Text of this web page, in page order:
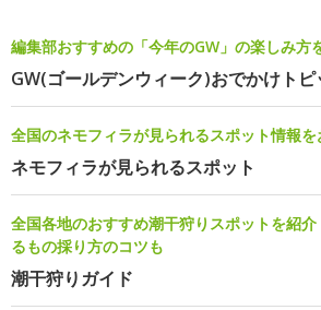
編集部おすすめの「今年のGW」の楽しみ方
GW(ゴールデンウィーク)おでかけトピ
全国のネモフィラが見られるスポット情報
ネモフィラが見られるスポット
全国各地のおすすめ潮干狩りスポットを紹
るもの採り方のコツも
潮干狩りガイド